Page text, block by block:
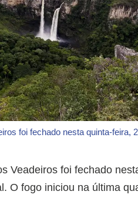
foi fechado nesta quinta-feira,
Veadeiros foi fechado
O fogo iniciou na última